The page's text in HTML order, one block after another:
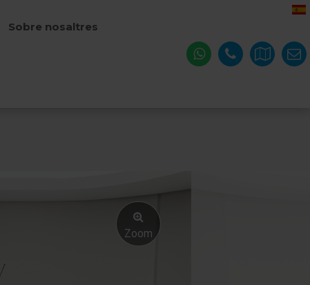
Sobre nosaltres
Zoom